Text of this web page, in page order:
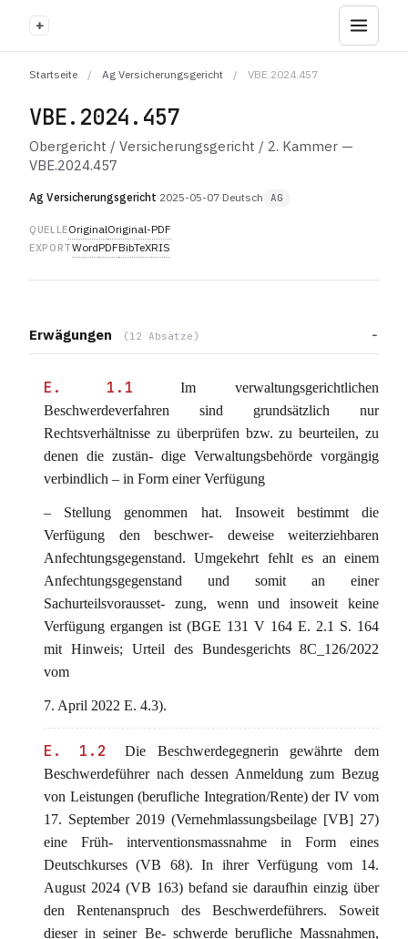
+
Startseite / Ag Versicherungsgericht / VBE.2024.457
VBE.2024.457
Obergericht / Versicherungsgericht / 2. Kammer —
VBE.2024.457
Ag Versicherungsgericht·2025-05-07·Deutsch AG
QUELLEOriginalOriginal-PDF
EXPORTWordPDFBibTeXRIS
Erwägungen (12 Absätze)
E. 1.1
Im verwaltungsgerichtlichen
Beschwerdeverfahren sind grundsätzlich nur
Rechtsverhältnisse zu überprüfen bzw. zu beurteilen, zu
denen die zustän- dige Verwaltungsbehörde vorgängig
verbindlich – in Form einer Verfügung
– Stellung genommen hat. Insoweit bestimmt die
Verfügung den beschwer- deweise weiterziehbaren
Anfechtungsgegenstand. Umgekehrt fehlt es an einem
Anfechtungsgegenstand und somit an einer
Sachurteilsvorausset- zung, wenn und insoweit keine
Verfügung ergangen ist (BGE 131 V 164 E. 2.1 S. 164
mit Hinweis; Urteil des Bundesgerichts 8C_126/2022
vom
7. April 2022 E. 4.3).
E. 1.2
Die Beschwerdegegnerin gewährte dem
Beschwerdeführer nach dessen Anmeldung zum Bezug
von Leistungen (berufliche Integration/Rente) der IV vom
17. September 2019 (Vernehmlassungsbeilage [VB] 27)
eine Früh- interventionsmassnahme in Form eines
Deutschkurses (VB 68). In ihrer Verfügung vom 14.
August 2024 (VB 163) befand sie daraufhin einzig über
den Rentenanspruch des Beschwerdeführers. Soweit
dieser in seiner Be- schwerde berufliche Massnahmen,